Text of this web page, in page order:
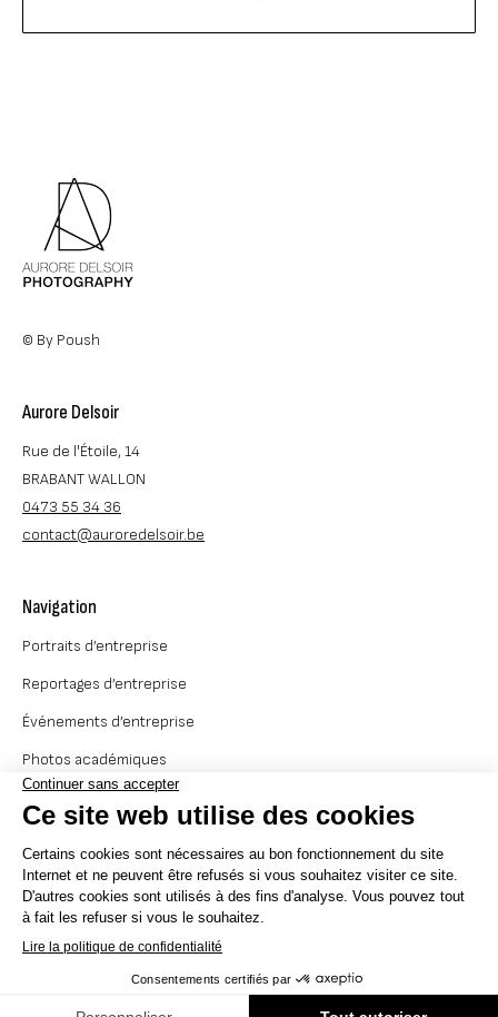
© By Poush
BRABANT WALLON
0473 55 34 36
contact@auroredelsoir.be
Navigation
Portraits d’entreprise
Reportages d’entreprise
Événements d’entreprise
Photos académiques
Votre portfolio idéal